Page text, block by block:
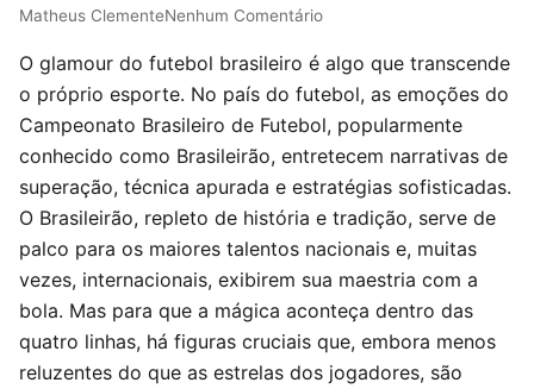
Matheus ClementeNenhum Comentário
O glamour do futebol brasileiro é algo que transcende
o próprio esporte. No país do futebol, as emoções do
Campeonato Brasileiro de Futebol, popularmente
conhecido como Brasileirão, entretecem narrativas de
superação, técnica apurada e estratégias sofisticadas.
O Brasileirão, repleto de história e tradição, serve de
palco para os maiores talentos nacionais e, muitas
vezes, internacionais, exibirem sua maestria com a
bola. Mas para que a mágica aconteça dentro das
quatro linhas, há figuras cruciais que, embora menos
reluzentes do que as estrelas dos jogadores, são